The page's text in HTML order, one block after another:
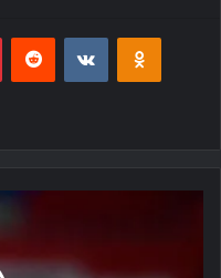
PinterestReddit VK OK